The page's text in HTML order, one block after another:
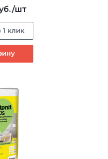
/шт
1 клик